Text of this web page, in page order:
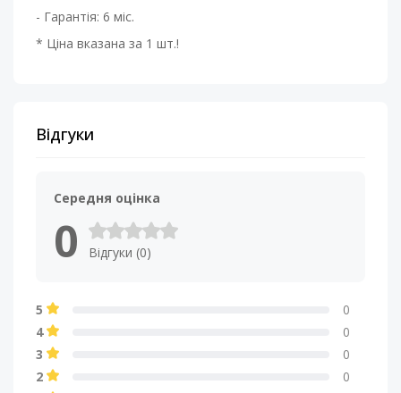
- Гарантія: 6 міс.
* Ціна вказана за 1 шт.!
Відгуки
Середня оцінка
0 Відгуки (0)
5
0
4
0
3
0
2
0